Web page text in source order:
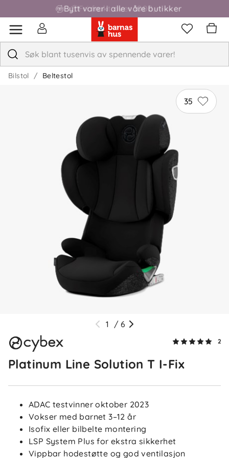
Bytt varer i alle våre butikker
Fri frakt over 1000,-
Bilstol Beltestol
35
1 / 6
2
Platinum Line Solution T I-Fix
ADAC testvinner oktober 2023
Vokser med barnet 3–12 år
Isofix eller bilbelte montering
LSP System Plus for ekstra sikkerhet
Vippbar hodestøtte og god ventilasjon